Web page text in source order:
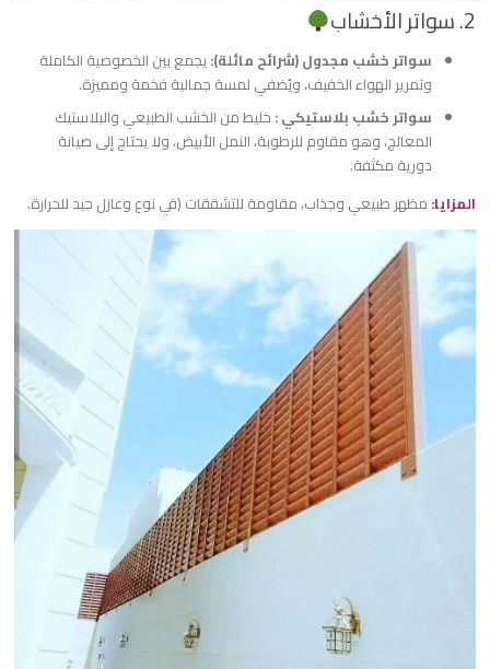
​2. سواتر الأخشاب
​سواتر خشب مجدول (شرائح مائلة):يجمع بين الخصوصية الكاملة
وتمرير الهواء الخفيف، ويُضفي لمسة جمالية فخمة ومميزة.
​سواتر خشب بلاستيكي : خليط من الخشب الطبيعي والبلاستيك
المعالج، وهو مقاوم للرطوبة، النمل الأبيض، ولا يحتاج إلى صيانة
دورية مكثفة.
​المزايا: مظهر طبيعي وجذاب، مقاومة للتشققات (في نوع وعازل جيد للحرارة.